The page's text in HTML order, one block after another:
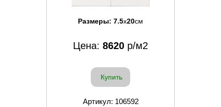
Размеры: 7.5x20см
Цена: 8620 р/м2
Купить
Артикул: 106592